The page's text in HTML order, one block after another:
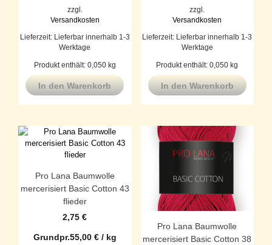
zzgl.
Versandkosten
Lieferzeit:
Lieferbar innerhalb 1-3
Werktage
Produkt enthält: 0,050 kg
In den Warenkorb
zzgl.
Versandkosten
Lieferzeit:
Lieferbar innerhalb 1-3
Werktage
Produkt enthält: 0,050kg
In den Warenkorb
Pro Lana Baumwolle
mercerisiert Basic Cotton 43
flieder
2,75€
Grundpr.55,00 €/ kg
Pro Lana Baumwolle
mercerisiert Basic Cotton 38